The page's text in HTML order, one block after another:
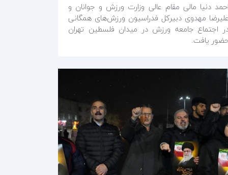
احمد دنیا مالی مقام عالی وزارت ورزش و جوانان و
علیرضا مهدوی دبیرکل فدراسیون ورزش‌های همگانی
اجتماع جامعه ورزش در میدان فلسطین تهران
یافت.